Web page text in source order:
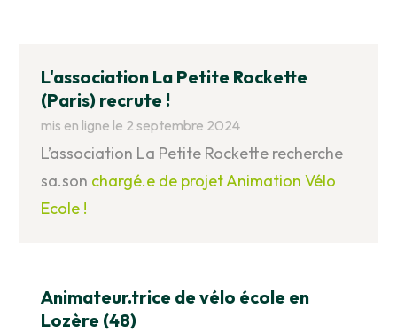
L'association La Petite Rockette
(Paris) recrute !
mis en ligne le 2 septembre 2024
L’association La Petite Rockette recherche
sa.son chargé.e de projet Animation Vélo
Ecole !
Animateur.trice de vélo école en
Lozère (48)